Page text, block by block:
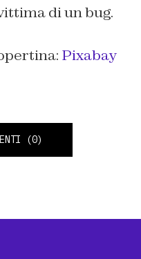
di un bug.
Pixabay
(0)